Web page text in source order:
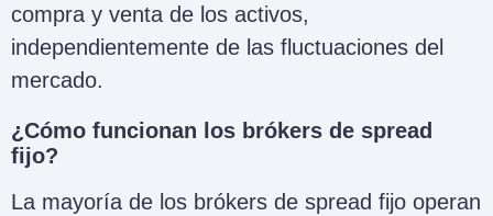
compra y venta de los activos,
independientemente de las fluctuaciones del
mercado.
¿Cómo funcionan los brókers de spread
fijo?
La mayoría de los brókers de spread fijo operan